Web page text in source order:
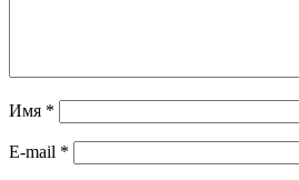
Имя *
E-mail *